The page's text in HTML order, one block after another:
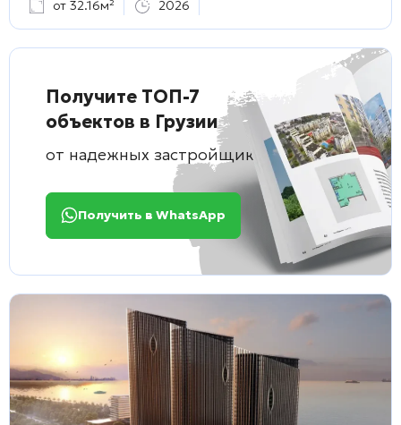
от 32.16м² 2026
Получите ТОП-7
объектов в Грузии
от надежных застройщиков
Получить в WhatsApp